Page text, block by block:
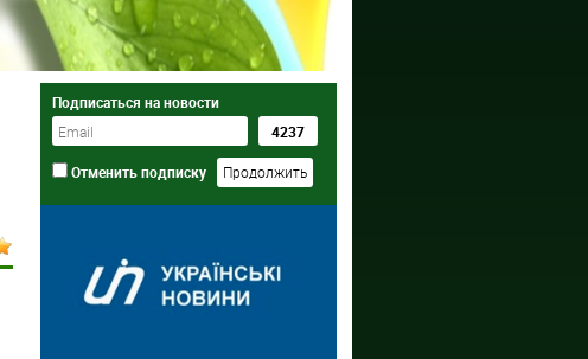
Подписаться на новости
Отменить подписку